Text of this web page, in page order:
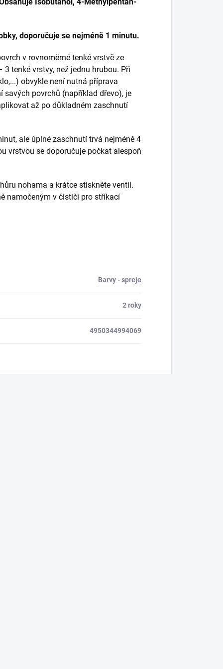
doporučuje se nejméně 1 minutu.
v rovnoměrné tenké vrstvě ze
tenké vrstvy, než jednu hrubou. Při
obvykle není nutná příprava
savých povrchů (například dřevo), je
až po důkladném zaschnutí
ale úplné zaschnutí trvá nejméně 4
vrstvou se doporučuje počkat alespoň
nohama a krátce stiskněte ventil.
namočeným v čističi pro stříkací
Barvy - spreje
2 roky
4950344994069